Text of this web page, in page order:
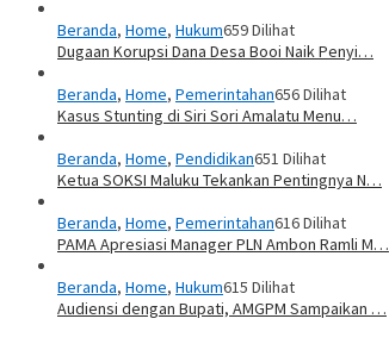
Beranda, Home, Hukum659 Dilihat
Dugaan Korupsi Dana Desa Booi Naik Penyi…
Beranda, Home, Pemerintahan656 Dilihat
Kasus Stunting di Siri Sori Amalatu Menu…
Beranda, Home, Pendidikan651 Dilihat
Ketua SOKSI Maluku Tekankan Pentingnya N…
Beranda, Home, Pemerintahan616 Dilihat
PAMA Apresiasi Manager PLN Ambon Ramli M…
Beranda, Home, Hukum615 Dilihat
Audiensi dengan Bupati, AMGPM Sampaikan …